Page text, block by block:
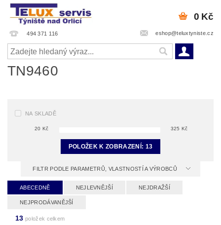
494 371 116 eshop@teluxtyniste.cz
0 Kč
TN9460
NA SKLADĚ
20 Kč 325 Kč
POLOŽEK K ZOBRAZENÍ: 13
FILTR PODLE PARAMETRŮ, VLASTNOSTÍ A VÝROBCŮ
ABECEDNĚ NEJLEVNĚJŠÍ NEJDRAŽŠÍ
NEJPRODÁVANĚJŠÍ
13 položek celkem